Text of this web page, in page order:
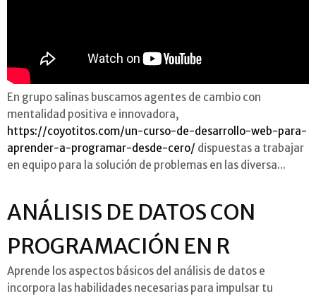
En grupo salinas buscamos agentes de cambio con
mentalidad positiva e innovadora,
https://coyotitos.com/un-curso-de-desarrollo-web-para-
aprender-a-programar-desde-cero/ dispuestas a trabajar
en equipo para la solución de problemas en las diversa...
ANÁLISIS DE DATOS CON
PROGRAMACIÓN EN R
Aprende los aspectos básicos del análisis de datos e
incorpora las habilidades necesarias para impulsar tu